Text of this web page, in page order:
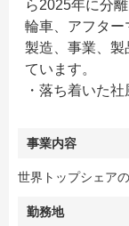
ら2025年に分
輪車、アフター
製造、事業、製
ています。
・落ち着いた社
事業内容
世界トップシェア
勤務地